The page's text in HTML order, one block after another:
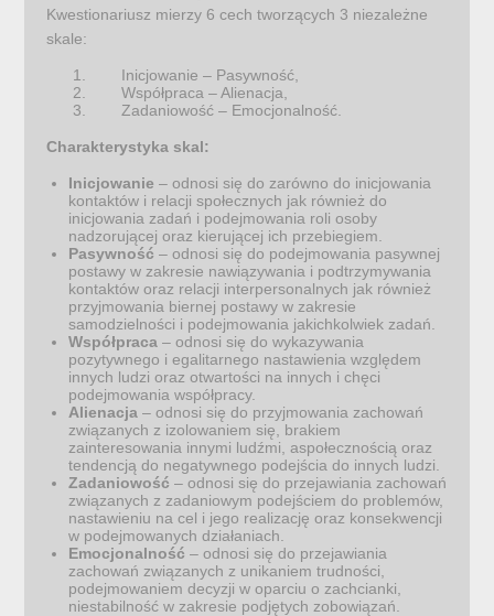
Kwestionariusz mierzy 6 cech tworzących 3 niezależne
skale:
Inicjowanie – Pasywność,
Współpraca – Alienacja,
Zadaniowość – Emocjonalność.
Charakterystyka skal:
Inicjowanie – odnosi się do zarówno do inicjowania
kontaktów i relacji społecznych jak również do
inicjowania zadań i podejmowania roli osoby
nadzorującej oraz kierującej ich przebiegiem.
Pasywność – odnosi się do podejmowania pasywnej
postawy w zakresie nawiązywania i podtrzymywania
kontaktów oraz relacji interpersonalnych jak również
przyjmowania biernej postawy w zakresie
samodzielności i podejmowania jakichkolwiek zadań.
Współpraca – odnosi się do wykazywania
pozytywnego i egalitarnego nastawienia względem
innych ludzi oraz otwartości na innych i chęci
podejmowania współpracy.
Alienacja – odnosi się do przyjmowania zachowań
związanych z izolowaniem się, brakiem
zainteresowania innymi ludźmi, aspołecznością oraz
tendencją do negatywnego podejścia do innych ludzi.
Zadaniowość – odnosi się do przejawiania zachowań
związanych z zadaniowym podejściem do problemów,
nastawieniu na cel i jego realizację oraz konsekwencji
w podejmowanych działaniach.
Emocjonalność – odnosi się do przejawiania
zachowań związanych z unikaniem trudności,
podejmowaniem decyzji w oparciu o zachcianki,
niestabilność w zakresie podjętych zobowiązań.